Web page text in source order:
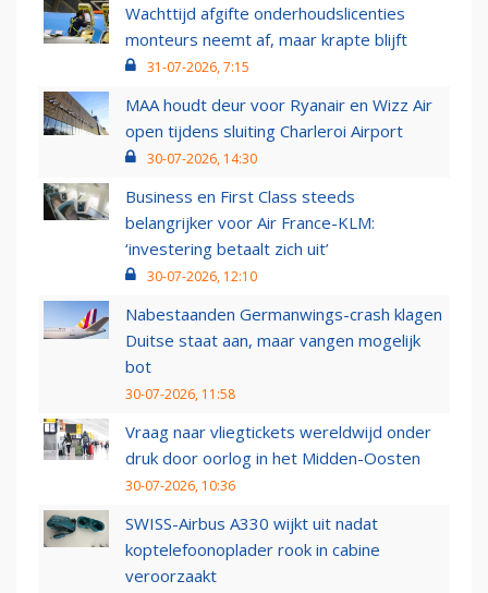
Wachttijd afgifte onderhoudslicenties
monteurs neemt af, maar krapte blijft
31-07-2026, 7:15
MAA houdt deur voor Ryanair en Wizz Air
open tijdens sluiting Charleroi Airport
30-07-2026, 14:30
Business en First Class steeds
belangrijker voor Air France-KLM:
‘investering betaalt zich uit’
30-07-2026, 12:10
Nabestaanden Germanwings-crash klagen
Duitse staat aan, maar vangen mogelijk
bot
30-07-2026, 11:58
Vraag naar vliegtickets wereldwijd onder
druk door oorlog in het Midden-Oosten
30-07-2026, 10:36
SWISS-Airbus A330 wijkt uit nadat
koptelefoonoplader rook in cabine
veroorzaakt